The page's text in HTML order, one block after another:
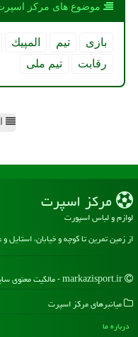
موضوع های مركز
بازی تیم المپیك
رقابت
تیم ملی
مركز اسپرت
لوازم و لباس اسپورت
از زمین تمرین تا کوچه و خیابان، استایل
میانبرهای مركز اسپرت
درباره ما